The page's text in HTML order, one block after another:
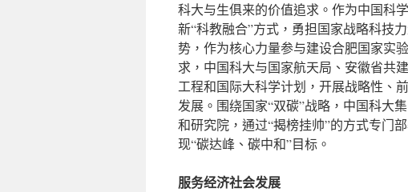
科大与生俱来的价值追求。作为中国科
新“科教融合”方式，勇担国家战略科技
势，作为核心力量参与建设合肥国家实
求，中国科大与国家航天局、安徽省共
工程和国际大科学计划，开展战略性、
发展。围绕国家“双碳”战略，中国科大
和研究院，通过“揭榜挂帅”的方式专门
现“碳达峰、碳中和”目标。
服务经济社会发展